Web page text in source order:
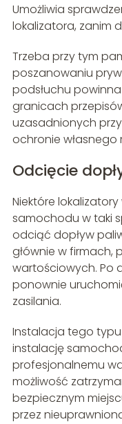
Umożliwia
lokalizatora, zanim
Trzeba przy tym
poszanowaniu
podsłuchu
granicach
uzasadnionych
ochronie własnego
Odcięcie
Niektóre
samochodu w taki
odciąć dopływ
głównie w firmach,
wartościowych. Po
ponownie
zasilania.
Instalacja tego
instalację
profesjonalnemu
możliwość
bezpiecznym
przez